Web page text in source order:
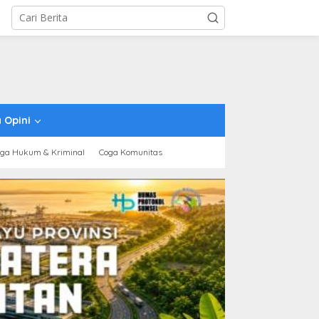
Opini
Hukum & Kriminal Coga Komunitas